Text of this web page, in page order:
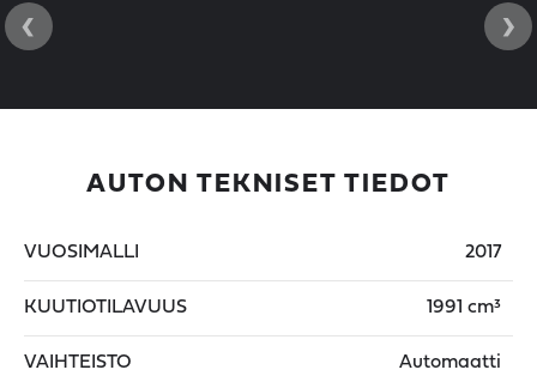
‹ ›
AUTON TEKNISET TIEDOT
VUOSIMALLI 2017
KUUTIOTILAVUUS 1991 cm³
VAIHTEISTO Automaatti